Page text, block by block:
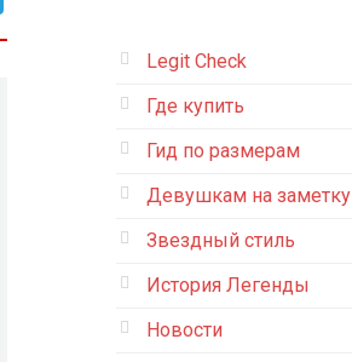
Legit Check
Где купить
Гид по размерам
Девушкам на заметку
Звездный стиль
История Легенды
Новости